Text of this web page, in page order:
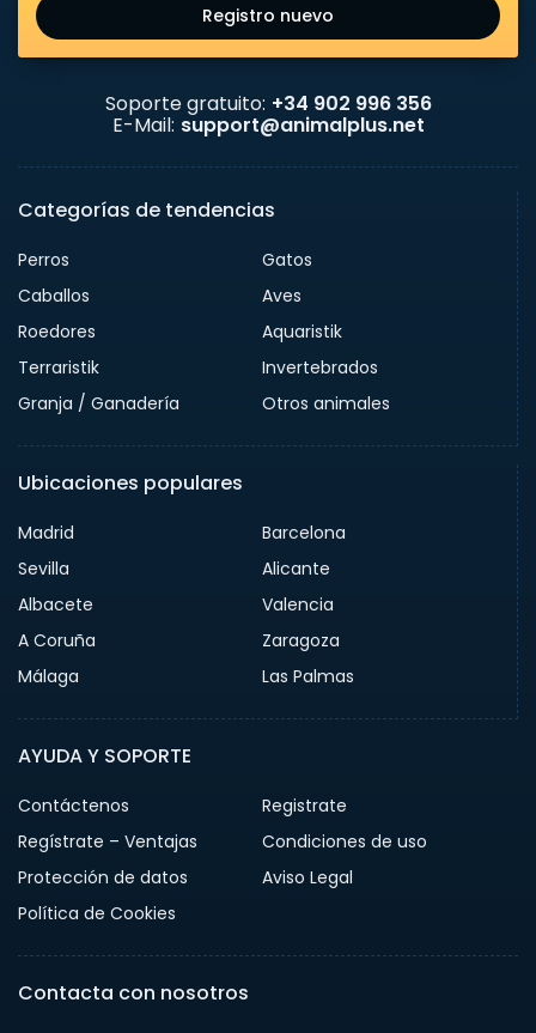
Registro nuevo
Soporte gratuito: +34 902 996 356
E-Mail: support@animalplus.net
Categorías de tendencias
Perros
Gatos
Caballos
Aves
Roedores
Aquaristik
Terraristik
Invertebrados
Granja / Ganadería
Otros animales
Ubicaciones populares
Madrid
Barcelona
Sevilla
Alicante
Albacete
Valencia
A Coruña
Zaragoza
Málaga
Las Palmas
AYUDA Y SOPORTE
Contáctenos
Registrate
Regístrate – Ventajas
Condiciones de uso
Protección de datos
Aviso Legal
Política de Cookies
Contacta con nosotros